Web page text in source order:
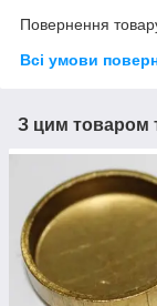
Повернення
Всі умови
З цим товаром